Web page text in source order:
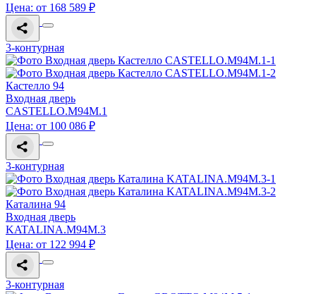
Цена: от 168 589 ₽
3-контурная
Кастелло 94
Входная дверь
CASTELLO.M94M.1
Цена: от 100 086 ₽
3-контурная
Каталина 94
Входная дверь
KATALINA.M94M.3
Цена: от 122 994 ₽
3-контурная